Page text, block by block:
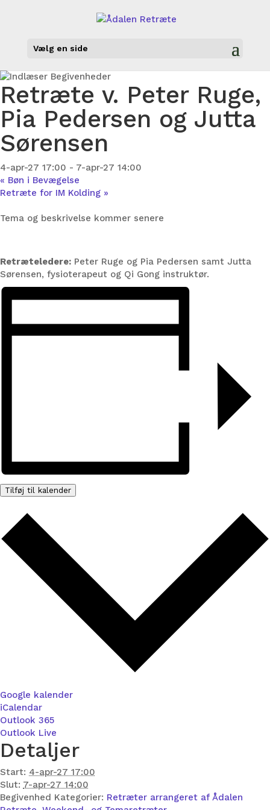
Vælg en side
Retræte v. Peter Ruge,
Pia Pedersen og Jutta
Sørensen
4-apr-27 17:00 - 7-apr-27 14:00
« Bøn i Bevægelse
Retræte for IM Kolding »
Tema og beskrivelse kommer senere
Retræteledere: Peter Ruge og Pia Pedersen samt Jutta
Sørensen, fysioterapeut og Qi Gong instruktør.
Tilføj til kalender
Google kalender
iCalendar
Outlook 365
Outlook Live
Detaljer
Start: 4-apr-27 17:00
Slut: 7-apr-27 14:00
Begivenhed Kategorier: Retræter arrangeret af Ådalen